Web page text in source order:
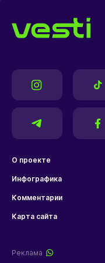
О проекте
Инфографика
Комментарии
Карта сайта
Реклама